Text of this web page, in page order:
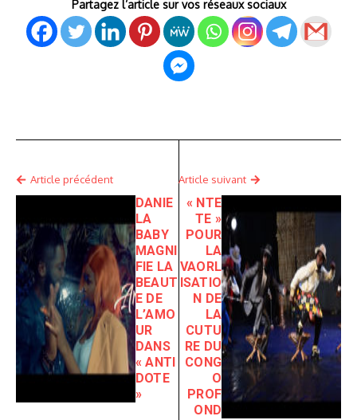
Partagez l’article sur vos réseaux sociaux
Article précédent
DANIE
LA
BABY
MAGNI
FIE LA
BEAUT
E DE
L’AMO
UR
DANS
« ANTI
DOTE
»
Article suivant
« NTE
TE »
POUR
LA
VAORL
ISATIO
N DE
LA
CUTU
RE DU
CONG
O
PROF
OND